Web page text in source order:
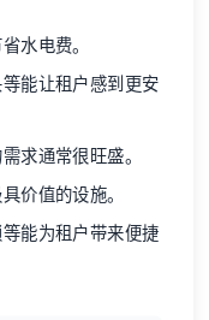
水电费。
能让租户感到更安
求通常很旺盛。
价值的设施。
能为租户带来便捷